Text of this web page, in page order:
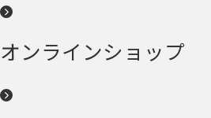
オンラインショップ